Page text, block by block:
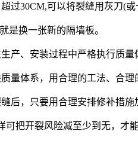
过30CM,可以将裂缝用灰刀(
是换一张新的隔墙板。
产、安装过程中严格执行质
量体系，用合理的工法、合理
后，只要用合理安排修补措
把开裂风险减至少到无，才